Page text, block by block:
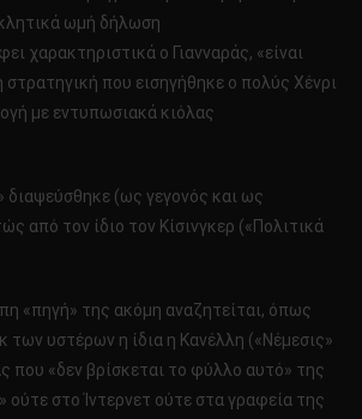
ωμή δήλωση
χαρακτηριστικά ο Γιανναράς, «είναι
στρατηγική που εισηγήθηκε ο πολύς Χένρι
με εντυπωσιακά κιόλας
διαψεύσθηκε (ως γεγονός και ως
από τον ίδιο τον Κίσινγκερ («Πολιτικά
«πηγή» της ακόμη αναζητείται, όπως
των υστέρων η ίδια η Κανέλλη («Νέμεσις»
που «δεν βρίσκεται το φύλλο αυτό» της
ούτε στο Ίντερνετ ούτε στα γραφεία της